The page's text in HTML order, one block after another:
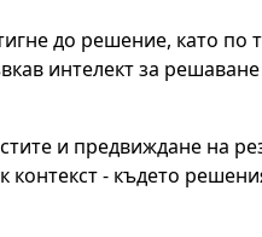
до решение, като по
интелект за
и предвиждане на
- където